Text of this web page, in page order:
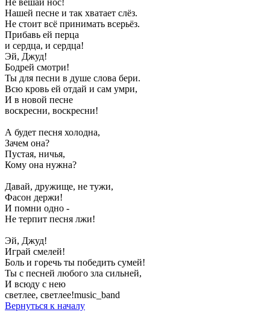
Не вешай нос!
Нашей песне и так хватает слёз.
Не стоит всё принимать всерьёз.
Прибавь ей перца
и сердца, и сердца!
Эй, Джуд!
Бодрей смотри!
Ты для песни в душе слова бери.
Всю кровь ей отдай и сам умри,
И в новой песне
воскресни, воскресни!
А будет песня холодна,
Зачем она?
Пустая, ничья,
Кому она нужна?
Давай, дружище, не тужи,
Фасон держи!
И помни одно -
Не терпит песня лжи!
Эй, Джуд!
Играй смелей!
Боль и горечь ты победить сумей!
Ты с песней любого зла сильней,
И всюду с нею
светлее, светлее!music_band
Вернуться к началу